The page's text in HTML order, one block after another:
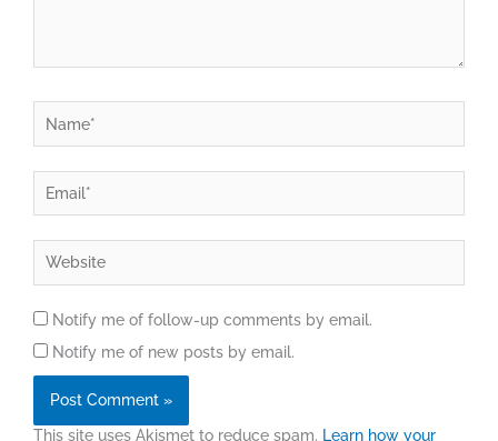
Notify me of follow-up comments by email.
Notify me of new posts by email.
This site uses Akismet to reduce spam. Learn how your